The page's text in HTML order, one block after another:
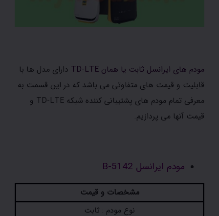
مودم های ایرانسل ثابت یا همان TD-LTE
دارای مدل ها با
قابلیت و قیمت های متفاوتی می باشد که در این قسمت به
معرفی تمام مودم های پشتیبانی کننده شبکه TD-LTE و
قیمت آنها می پردازیم.
مودم ایرانسل B-5142
مشخصات و قیمت
نوع مودم : ثابت